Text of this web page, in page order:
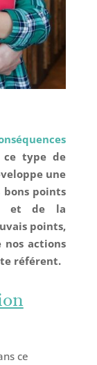
ce type de
une
points
et de la
points,
actions
référent.
ce